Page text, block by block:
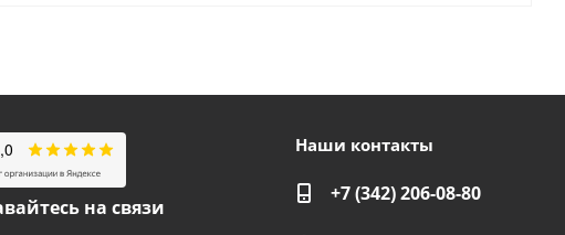
на связи
Наши контакты
+7 (342) 206-08-80